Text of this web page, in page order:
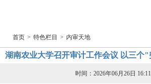
首页 > 特色栏目 > 内审天地
时间：2026年06月26日 16:11